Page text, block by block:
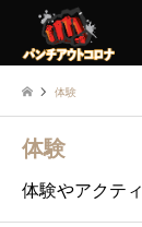
体験
体験
体験やアクテ